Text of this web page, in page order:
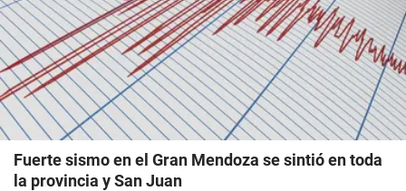
Fuerte sismo en el Gran Mendoza se sintió en toda
la provincia y San Juan